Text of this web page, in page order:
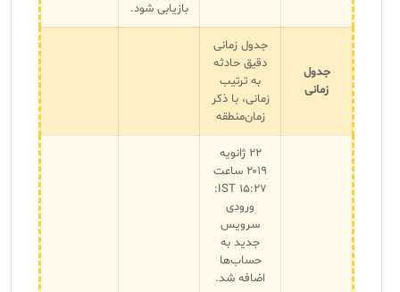
بازیابی شود.
جدول
زمانی
جدول زمانی
دقیق حادثه
به ترتیب
زمانی، با ذکر
زمان‌منطقه
۲۲ ژانویه
۲۰۱۹ ساعت
۱۵:۲۷ IST:
ورودی
سرویس
جدید به
حساب‌ها
اضافه شد.